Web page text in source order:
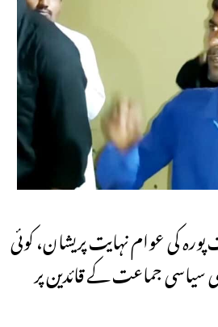
کی عوام نہایت پریشان، کوئی
سیاسی جماعت کے قائدین پر